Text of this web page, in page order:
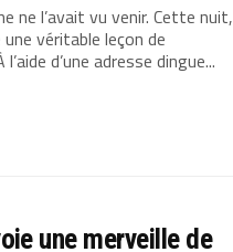
ne l’avait vu venir. Cette nuit,
véritable leçon de
d’une adresse dingue...
une merveille de